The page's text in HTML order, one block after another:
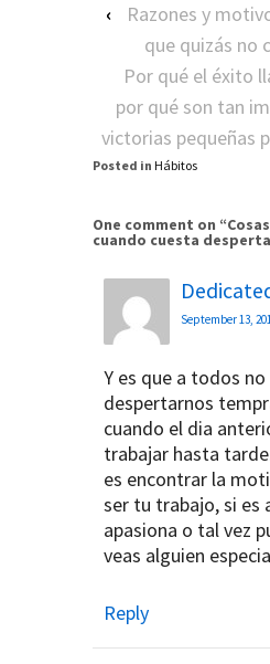
‹
Razones y
que quizás no
Por qué el éxito
por qué son tan
victorias pequeñas
Posted in Hábitos
One comment on “
cuando cuesta
September 13,
Y es que a todos
despertarnos
cuando el dia
trabajar hasta
es encontrar la
ser tu trabajo, si es
apasiona o tal vez
veas alguien
Reply